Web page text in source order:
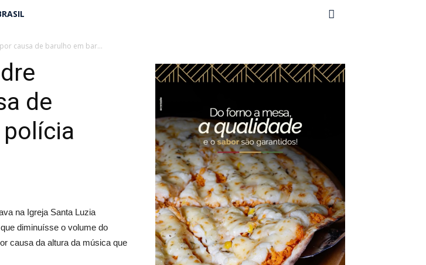
causa de barulho em bar...
de
na Igreja Santa Luzia
diminuísse o volume do
causa da altura da música que